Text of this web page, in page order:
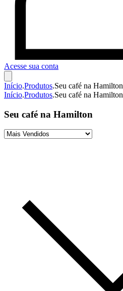
Acesse sua conta
Início.Produtos.Seu café na Hamilton
Início.Produtos.Seu café na Hamilton
Seu café na Hamilton